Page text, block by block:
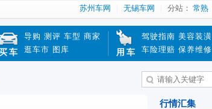
苏州车网 无锡车网 分站： 常熟
车
导购 测评 车型 商家
逛车市 图库 用车
驾驶指南 美容装潢
车险理赔 保养维修
行情汇集